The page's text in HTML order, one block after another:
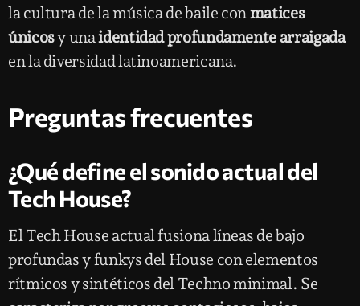
la cultura de la música de baile conmatices
únicosy unaidentidad profundamente arraigada
en la diversidad latinoamericana.
Preguntas frecuentes
¿Qué define el sonido actual del
Tech House?
El Tech House actual fusiona líneas de bajo
profundas y funkys del House con elementos
rítmicos y sintéticos del Techno minimal. Se